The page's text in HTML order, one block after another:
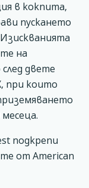
в кокпита,
пускането
на
двете
при които
подкрепи
от American